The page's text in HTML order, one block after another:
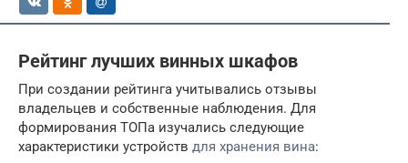
Рейтинг лучших винных шкафов
При создании рейтинга учитывались отзывы
владельцев и собственные наблюдения. Для
формирования ТОПа изучались следующие
характеристики устройств для хранения вина: